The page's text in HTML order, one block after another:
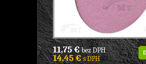
11,75 €bez DPH
14,45 €s DPH